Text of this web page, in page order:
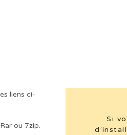
liens ci-
ou 7zip.
Si